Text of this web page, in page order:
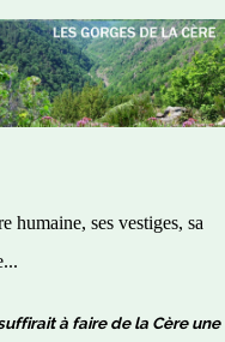
humaine, ses vestiges, sa
à faire de la Cère une